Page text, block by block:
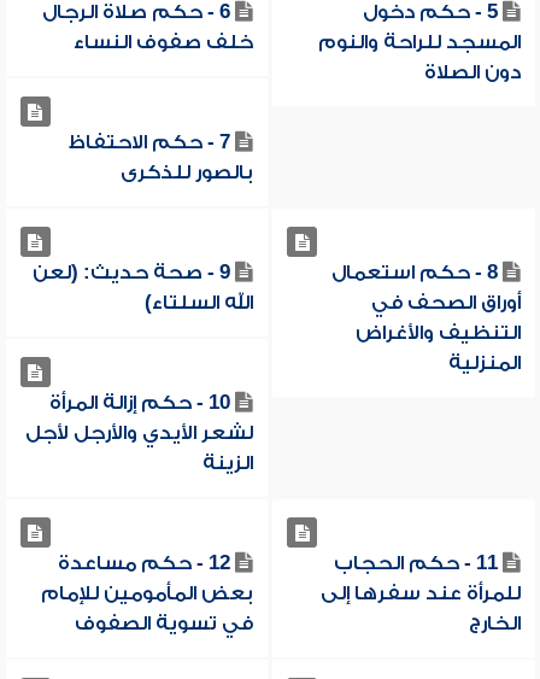
5 - حكم دخول
المسجد للراحة والنوم
دون الصلاة
6 - حكم صلاة الرجال
خلف صفوف النساء
7 - حكم الاحتفاظ
بالصور للذكرى
8 - حكم استعمال
أوراق الصحف في
التنظيف والأغراض
المنزلية
9 - صحة حديث: (لعن
الله السلتاء)
10 - حكم إزالة المرأة
لشعر الأيدي والأرجل لأجل
الزينة
11 - حكم الحجاب
للمرأة عند سفرها إلى
الخارج
12 - حكم مساعدة
بعض المأمومين للإمام
في تسوية الصفوف